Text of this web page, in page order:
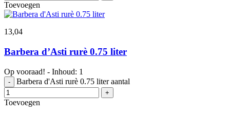
Toevoegen
13,04
Barbera d’Asti rurè 0.75 liter
Op vooraad! - Inhoud: 1
- Barbera d'Asti rurè 0.75 liter aantal
+
Toevoegen